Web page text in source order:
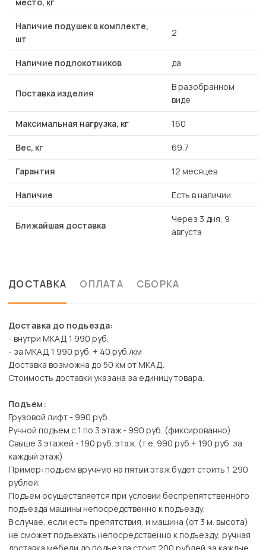
Наличие подушек в комплекте,
шт
2
Наличие подлокотников да
Поставка изделия
В разобранном
виде
Максимальная нагрузка, кг 160
Вес, кг 69.7
Гарантия 12 месяцев
Наличие Есть в наличии
Ближайшая доставка
Через 3 дня, 9
августа
ДОСТАВКА ОПЛАТА СБОРКА
Доставка до подъезда:
- внутри МКАД 1 990 руб.
- за МКАД 1 990 руб. + 40 руб./км
Доставка возможна до 50 км от МКАД.
Стоимость доставки указана за единицу товара.
Подъем:
Грузовой лифт - 990 руб.
Ручной подъем с 1 по 3 этаж - 990 руб. (фиксированно)
Свыше 3 этажей - 190 руб. этаж. (т.е. 990 руб.+ 190 руб. за
каждый этаж)
Пример: подъем вручную на пятый этаж будет стоить 1 290
рублей.
Подъем осуществляется при условии беспрепятственного
подъезда машины непосредственно к подъезду.
В случае, если есть препятствия, и машина (от 3 м. высота)
не сможет подъехать непосредственно к подъезду, ручная